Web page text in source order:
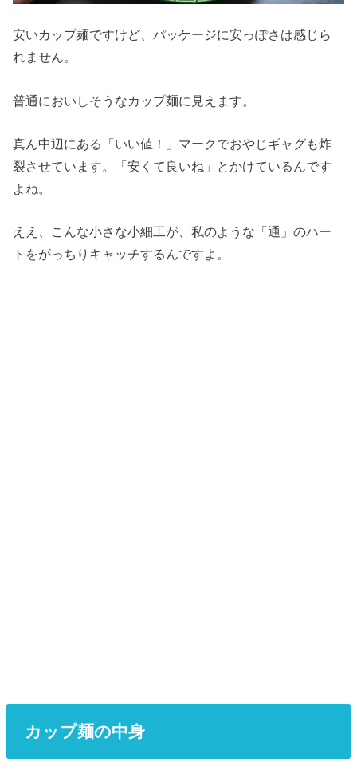
安いカップ麺ですけど、パッケージに安っぽさは感じら
れません。
普通においしそうなカップ麺に見えます。
真ん中辺にある「いい値！」マークでおやじギャグも炸
裂させています。「安くて良いね」とかけているんです
よね。
ええ、こんな小さな小細工が、私のような「通」のハー
トをがっちりキャッチするんですよ。
カップ麺の中身